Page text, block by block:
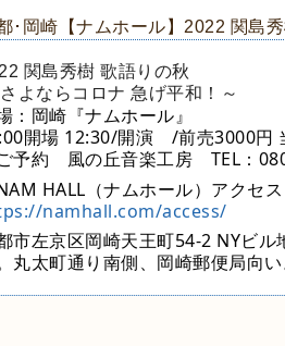
･岡崎【ナムホール】2022 関島
関島秀樹 歌語りの秋
よならコロナ 急げ平和！～
：岡崎『ナムホール』
開場 12:30/開演 /前売3000円
予約 風の丘音楽工房 TEL：
HALL（ナムホール）アクセス
namhall.com/access/
市左京区岡崎天王町54-2 NYビル
丸太町通り南側、岡崎郵便局向